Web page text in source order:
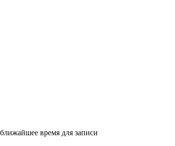
время для записи